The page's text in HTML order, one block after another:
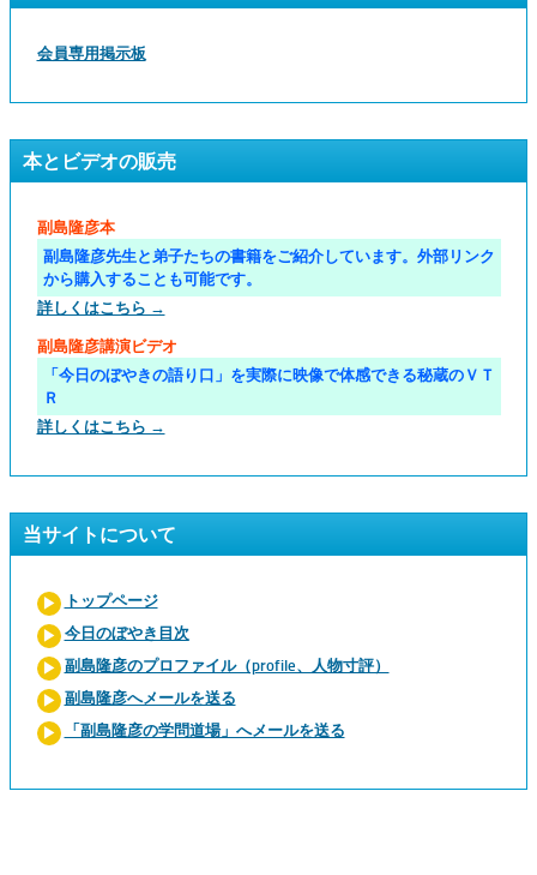
会員専用掲示板
本とビデオの販売
副島隆彦本
副島隆彦先生と弟子たちの書籍をご紹介しています。外部リンク
から購入することも可能です。
詳しくはこちら →
副島隆彦講演ビデオ
「今日のぼやきの語り口」を実際に映像で体感できる秘蔵のＶＴ
Ｒ
詳しくはこちら →
当サイトについて
トップページ
今日のぼやき目次
副島隆彦のプロファイル（profile、人物寸評）
副島隆彦へメールを送る
「副島隆彦の学問道場」へメールを送る